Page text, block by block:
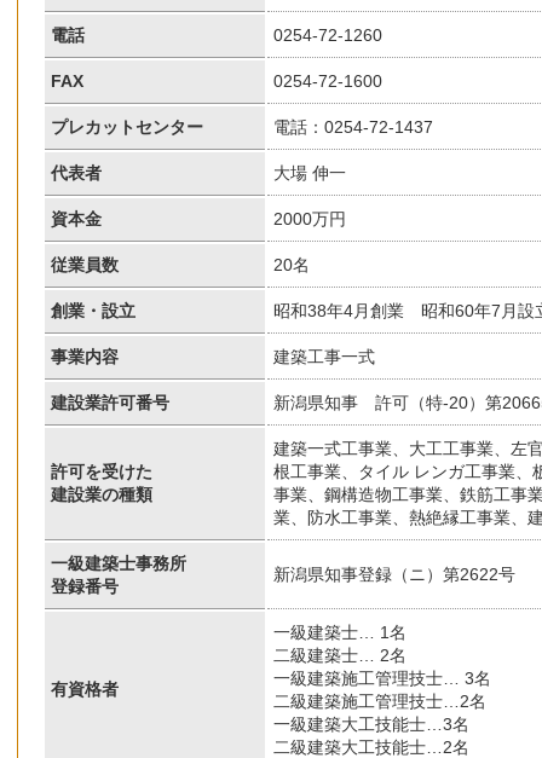
電話 0254-72-1260
FAX 0254-72-1600
プレカットセンター 電話：0254-72-1437
代表者 大場 伸一
資本金 2000万円
従業員数 20名
創業・設立 昭和38年4月創業 昭和60年7月設
事業内容 建築工事一式
建設業許可番号 新潟県知事 許可（特-20）第
許可を受けた
建設業の種類
建築一式工事業、大工工事業、左
根工事業、タイル レンガ工事業、
事業、鋼構造物工事業、鉄筋工事
業、防水工事業、熱絶縁工事業、
一級建築士事務所
登録番号
新潟県知事登録（ニ）第2622号
有資格者
一級建築士… 1名
二級建築士… 2名
一級建築施工管理技士… 3名
二級建築施工管理技士…2名
一級建築大工技能士…3名
二級建築大工技能士…2名